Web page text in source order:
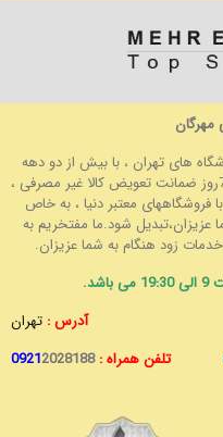
مهرگان
های تهران ، با بیش از دو دهه
تجربه ، با پایبندی به اصول رضایت مشتری ،7روز ضمانت تعویض کالا غیر مصرفی ،
فروشگاههای معتبر دنیا ، به خاص
عزیزان،تبدیل شود.ما مفتخریم به
زود هنگام به شما عزیزان.
آدرس : تهران
تلفن همراه : 09212028188